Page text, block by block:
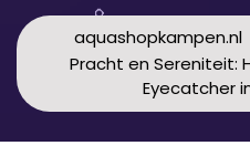
aquashopkampen.nl
Pracht en Sereniteit:
Eyecatcher